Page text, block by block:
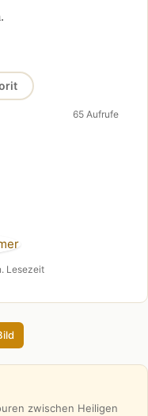
65 Aufrufe
Lesezeit
zwischen Heiligen